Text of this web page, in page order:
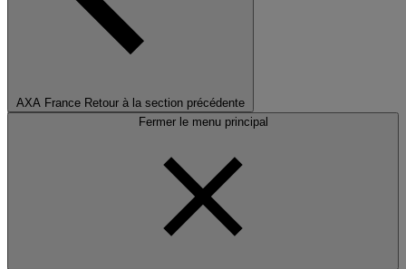
AXA France Retour à la section précédente
Fermer le menu principal